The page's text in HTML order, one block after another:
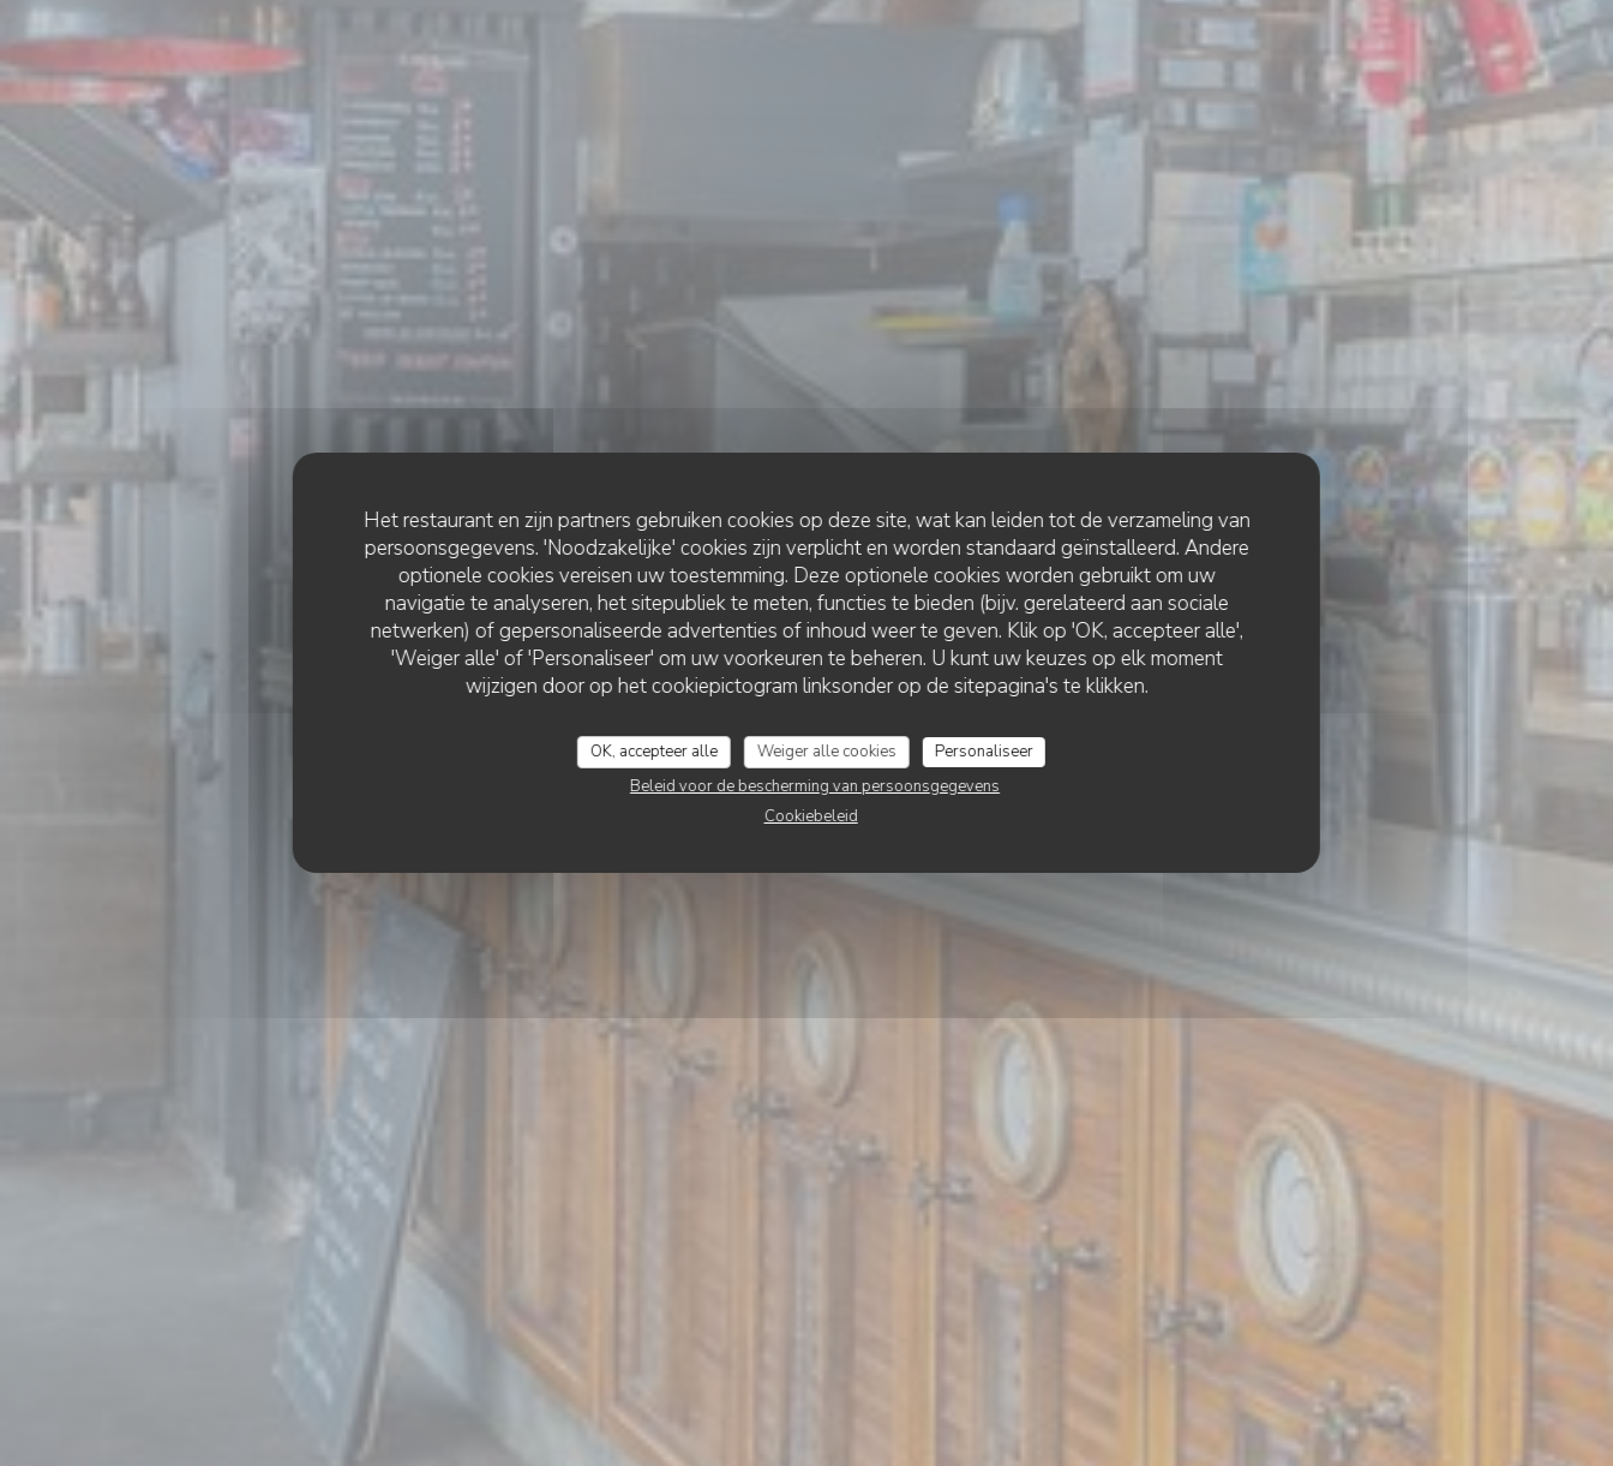
Het restaurant en zijn partners gebruiken cookies op deze site, wat kan leiden tot de verzameling van
persoonsgegevens. 'Noodzakelijke' cookies zijn verplicht en worden standaard geïnstalleerd. Andere
optionele cookies vereisen uw toestemming. Deze optionele cookies worden gebruikt om uw
navigatie te analyseren, het sitepubliek te meten, functies te bieden (bijv. gerelateerd aan sociale
netwerken) of gepersonaliseerde advertenties of inhoud weer te geven. Klik op 'OK, accepteer alle',
'Weiger alle' of 'Personaliseer' om uw voorkeuren te beheren. U kunt uw keuzes op elk moment
wijzigen door op het cookiepictogram linksonder op de sitepagina's te klikken.
OK, accepteer alle Weiger alle cookies
Personaliseer
Beleid voor de bescherming van persoonsgegevens
Cookiebeleid
• SAINT-OUEN-SUR-SEINE
Au Roi du Café
RESERVEER EEN TAFEL
AU ROI DU CAFÉ